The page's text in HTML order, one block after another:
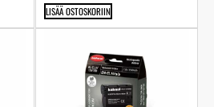
LISÄÄ OSTOSKORIIN